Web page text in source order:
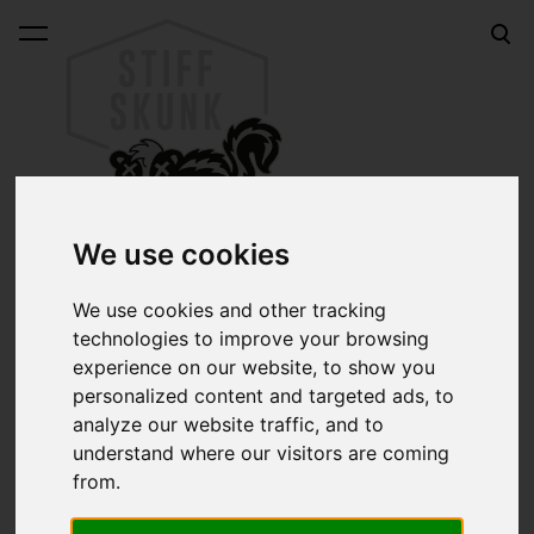
We use cookies
We use cookies and other tracking
technologies to improve your browsing
experience on our website, to show you
personalized content and targeted ads, to
analyze our website traffic, and to
understand where our visitors are coming
from.
lisati ostukorvi.
STIFF SKUNK
Kustompood Tallinnas ja kõige muu seas ka maailma
vanima hot rod ning kustom kraami tootja MOONEYES
esindus Eestis.
Uitmõte sellest, et mis oleks kui just mina teeksin ka